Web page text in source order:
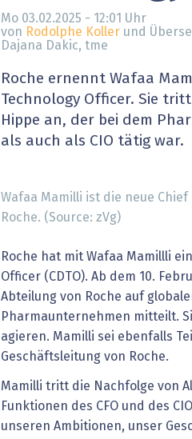
» alle News
EU-
»
Mo 03.02.2025 - 12:01 Uhr
von Rodolphe Koller und
Dajana Dakic, tme
Roche ernennt Wafaa
Technology Officer. Sie
Hippe an, der bei dem
als auch als CIO tätig war.
Wafaa Mamilli ist die neue
Roche. (Source: zVg)
Roche hat mit Wafaa Mamillli
Officer (CDTO). Ab dem 10.
Abteilung von Roche auf
Pharmaunternehmen mitteilt.
agieren. Mamilli sei ebenfalls
Geschäftsleitung von Roche.
Mamilli tritt die Nachfolge von
Funktionen des CFO und des
unseren Ambitionen, unser